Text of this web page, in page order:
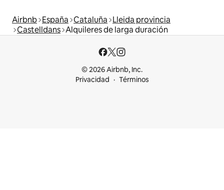
Airbnb España Cataluña Lleida provincia
Castelldans Alquileres de larga duración
© 2026 Airbnb, Inc.
Privacidad
Términos